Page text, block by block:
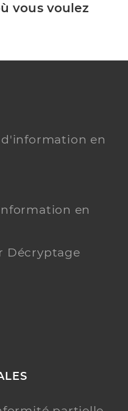
vous voulez
en
en
Décryptage